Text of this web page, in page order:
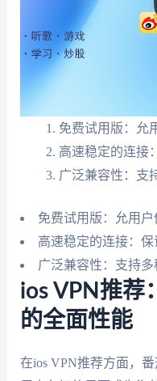
免费试用版：允
高速稳定的连接
广泛兼容性：支
免费试用版：允用户
高速稳定的连接：保
广泛兼容性：支持多
ios VPN推荐
的全面性能
在ios VPN推荐方面，